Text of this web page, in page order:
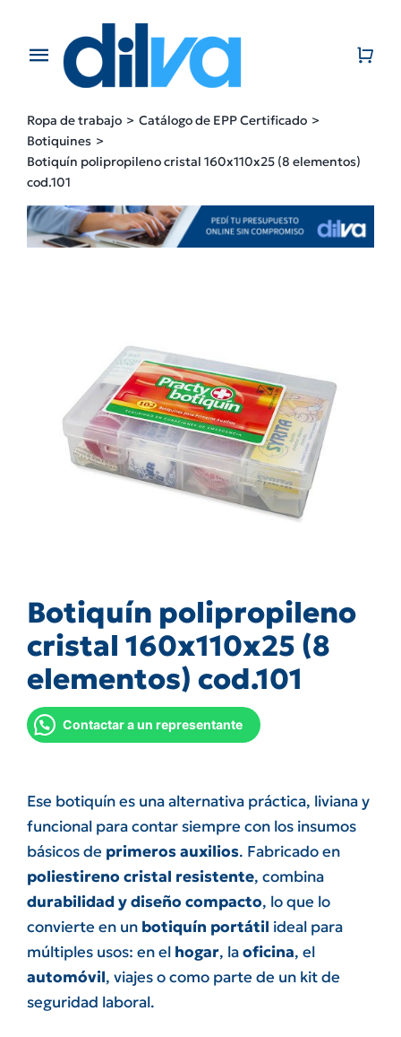
contentToggle
EMPRESA
PRODUCTOS
Ropa de trabajo
Catálogo de EPP Certificado
Botiquines
Botiquín polipropileno cristal 160x110x25 (8 elementos)
cod.101
Botiquín polipropileno
cristal 160x110x25 (8
elementos) cod.101
Contactar a un representante
Ese botiquín es una alternativa práctica, liviana y
funcional para contar siempre con los insumos
básicos de primeros auxilios. Fabricado en
poliestireno cristal resistente, combina
durabilidad y diseño compacto, lo que lo
convierte en un botiquín portátil ideal para
múltiples usos: en el hogar, laoficina, el
automóvil, viajes o como parte de un kit de
seguridad laboral.